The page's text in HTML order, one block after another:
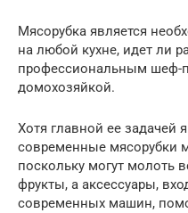
Мясорубка является
на любой кухне, идет ли
профессиональным шеф-
домохозяйкой.
Хотя главной ее задачей
современные мясорубки
поскольку могут молоть
фрукты, а аксессуары,
современных машин,